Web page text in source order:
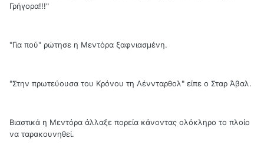
Γρήγορα!!!"
"Για πού" ρώτησε η Μεντόρα ξαφνιασμένη.
"Στην πρωτεύουσα του Κρόνου τη Λέννταρθολ" είπε ο Σταρ Άβαλ.
Βιαστικά η Μεντόρα άλλαξε πορεία κάνοντας ολόκληρο το πλοίο
να ταρακουνηθεί.